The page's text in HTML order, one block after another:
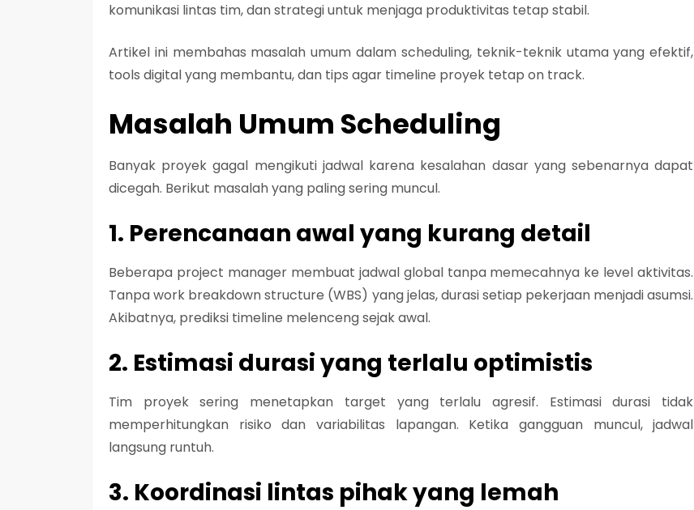
komunikasi lintas tim, dan strategi untuk menjaga produktivitas tetap stabil.
Artikel ini membahas masalah umum dalam scheduling, teknik-teknik utama yang efektif,
tools digital yang membantu, dan tips agar timeline proyek tetap on track.
Masalah Umum Scheduling
Banyak proyek gagal mengikuti jadwal karena kesalahan dasar yang sebenarnya dapat
dicegah. Berikut masalah yang paling sering muncul.
1. Perencanaan awal yang kurang detail
Beberapa project manager membuat jadwal global tanpa memecahnya ke level aktivitas.
Tanpa work breakdown structure (WBS) yang jelas, durasi setiap pekerjaan menjadi asumsi.
Akibatnya, prediksi timeline melenceng sejak awal.
2. Estimasi durasi yang terlalu optimistis
Tim proyek sering menetapkan target yang terlalu agresif. Estimasi durasi tidak
memperhitungkan risiko dan variabilitas lapangan. Ketika gangguan muncul, jadwal
langsung runtuh.
3. Koordinasi lintas pihak yang lemah